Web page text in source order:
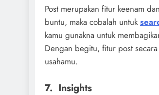
Post merupakan fitur keenam
buntu, maka cobalah untuk
kamu gunakna untuk
Dengan begitu, fitur post
usahamu.
7. Insights